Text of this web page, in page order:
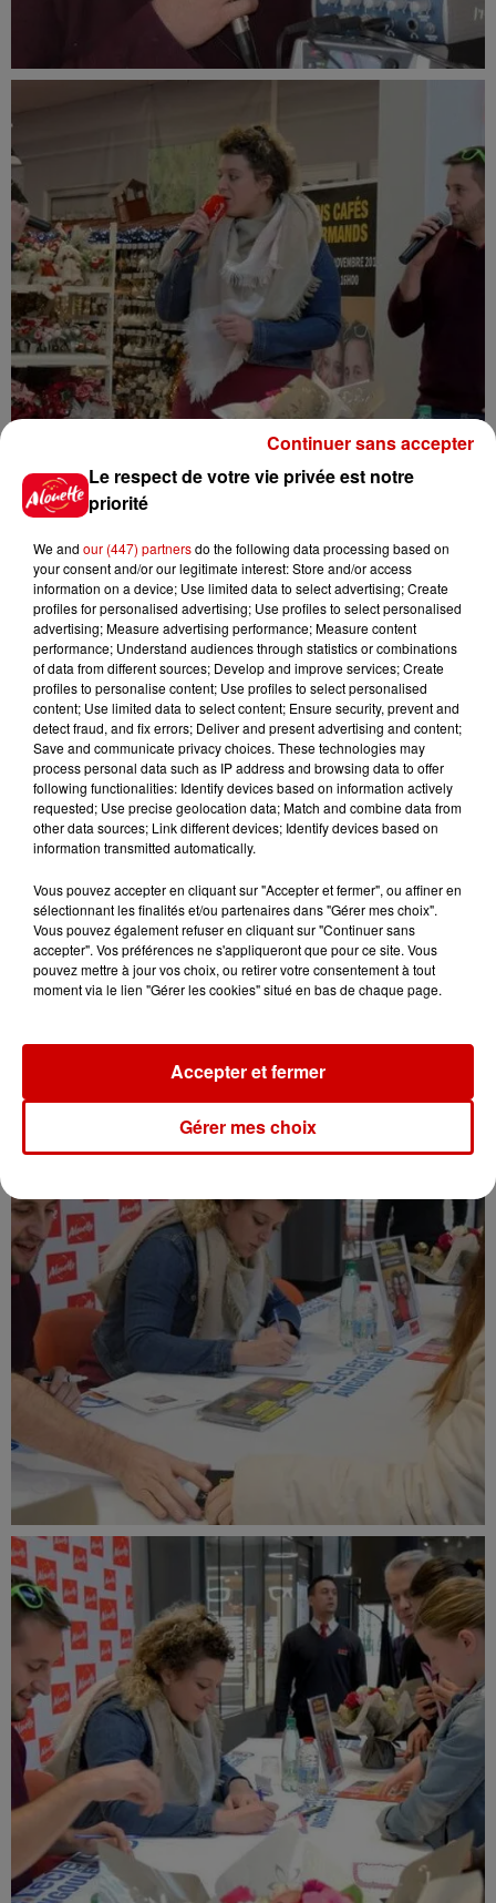
Le respect de votre vie privée est notre
priorité
We and our (447) partnersdo the following data processing based on
your consent and/or our legitimate interest: Store and/or access
information on a device; Use limited data to select advertising; Create
profiles for personalised advertising; Use profiles to select personalised
advertising; Measure advertising performance; Measure content
performance; Understand audiences through statistics or combinations
of data from different sources; Develop and improve services; Create
profiles to personalise content; Use profiles to select personalised
content; Use limited data to select content; Ensure security, prevent and
detect fraud, and fix errors; Deliver and present advertising and content;
Save and communicate privacy choices. These technologies may
process personal data such as IP address and browsing data to offer
following functionalities: Identify devices based on information actively
requested; Use precise geolocation data; Match and combine data from
other data sources; Link different devices; Identify devices based on
information transmitted automatically.
Vous pouvez accepter en cliquant sur "Accepter et fermer", ou affiner en
sélectionnant les finalités et/ou partenaires dans "Gérer mes choix".
Vous pouvez également refuser en cliquant sur "Continuer sans
accepter". Vos préférences ne s'appliqueront que pour ce site. Vous
pouvez mettre à jour vos choix, ou retirer votre consentement à tout
moment via le lien "Gérer les cookies" situé en bas de chaque page.
Gérer mes choix
Accepter et fermer
Continuer sans accepter